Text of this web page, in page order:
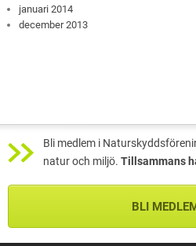
januari 2014
december 2013
Bli medlem i
natur och miljö. Tillsammans
BLI